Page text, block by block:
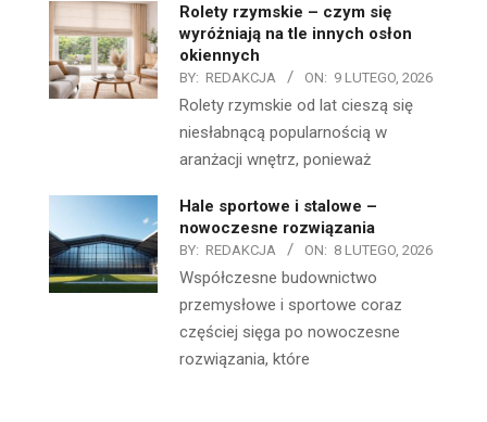
Rolety rzymskie – czym się
wyróżniają na tle innych osłon
okiennych
BY: REDAKCJA ON: 9 LUTEGO, 2026
Rolety rzymskie od lat cieszą się
niesłabnącą popularnością w
aranżacji wnętrz, ponieważ
Hale sportowe i stalowe –
nowoczesne rozwiązania
BY: REDAKCJA ON: 8 LUTEGO, 2026
Współczesne budownictwo
przemysłowe i sportowe coraz
częściej sięga po nowoczesne
rozwiązania, które